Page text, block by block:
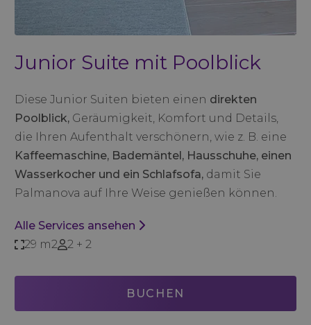
Junior Suite mit Poolblick
Diese Junior Suiten bieten einen direkten
Poolblick, Geräumigkeit, Komfort und Details,
die Ihren Aufenthalt verschönern, wie z. B. eine
Kaffeemaschine, Bademäntel, Hausschuhe, einen
Wasserkocher und ein Schlafsofa,damit Sie
Palmanova auf Ihre Weise genießen können.
Alle Services ansehen
29 m2
2 + 2
BUCHEN